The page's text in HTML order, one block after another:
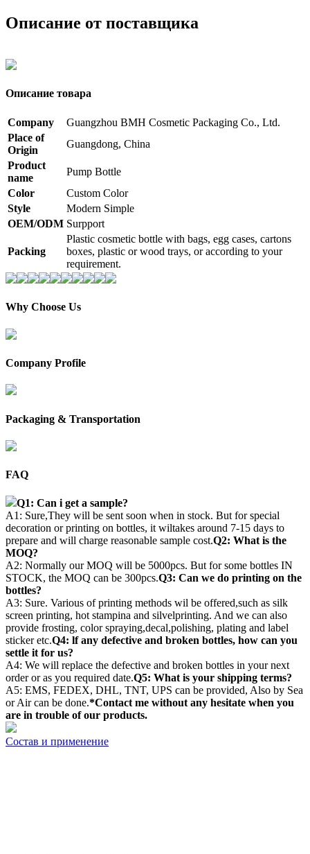
Описание от поставщика
Описание товара
Company
Guangzhou BMH Cosmetic Packaging Co., Ltd.
Place of
Origin
Guangdong, China
Product
name
Pump Bottle
Color
Custom Color
Style
Modern Simple
OEM/ODM Surpport
Packing
Plastic cosmetic bottle with bags, egg cases, cartons
boxes, plastic or wood trays, or according to your
requirement.
Why Choose Us
Company Profile
Packaging & Transportation
FAQ
Q1: Can i get a sample?
A1: Sure,They will be sent soon when in stock. But for special
decoration or printing on bottles, it wiltakes around 7-15 days to
prepare and will charge reasonable sample cost.Q2: What is the
MOQ?
A2: Normally our MOQ will be 5000pcs. But for some bottles IN
STOCK, the MOQ can be 300pcs.Q3: Can we do printing on the
bottles?
A3: Sure. Various of printing methods wil be offered,such as silk
screen printing, hot stampina and silvelprinting. And we can also
provide frosting, color spraying,decal,polishing, plating and label
sticker etc.Q4: lf any defective and broken bottles, how can you
settle it for us?
A4: We will replace the defective and broken bottles in your next
order or as you required date.Q5: What is your shipping terms?
A5: EMS, FEDEX, DHL, TNT, UPS can be provided, Also by Sea
or Air can be done.*Contact me without any hesitate when you
are in trouble of our products.
Состав и применение